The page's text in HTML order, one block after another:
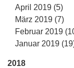
April 2019 (5)
März 2019 (7)
Februar 2019
Januar 2019
2018